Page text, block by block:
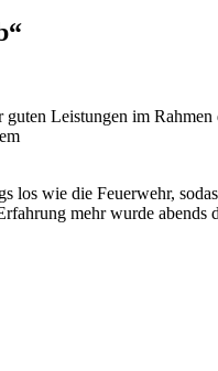
Leistungen im
los wie die Feuerwehr,
mehr wurde abends